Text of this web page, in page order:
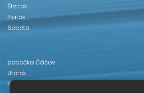
Štvrtok
Piatok
Sobota
pobočka Čáčov
Utorok
Piatok